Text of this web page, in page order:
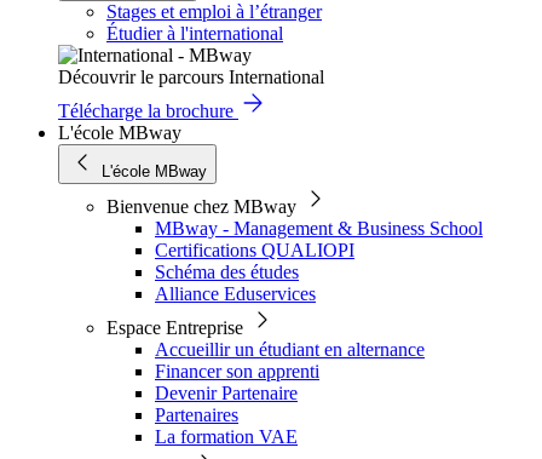
Stages et emploi à l’étranger
Étudier à l'international
Découvrir le parcours International
Télécharge la brochure
L'école MBway
L'école MBway
Bienvenue chez MBway
MBway - Management & Business School
Certifications QUALIOPI
Schéma des études
Alliance Eduservices
Espace Entreprise
Accueillir un étudiant en alternance
Financer son apprenti
Devenir Partenaire
Partenaires
La formation VAE